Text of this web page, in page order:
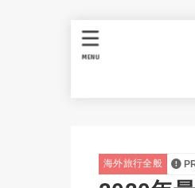
MENU
海外旅行全般